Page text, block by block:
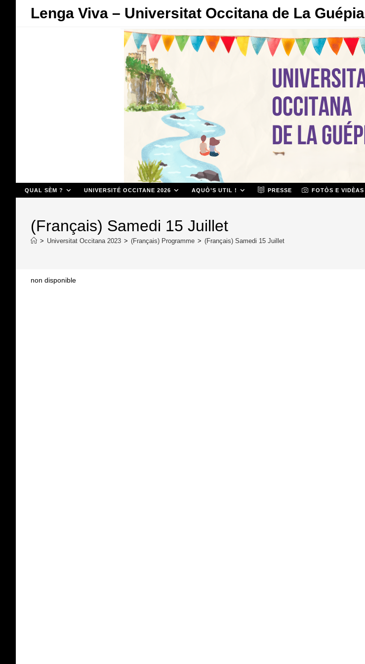
Lenga Viva – Universitat Occitana de La Guépia
QUAL SÈM ? UNIVERSITÉ OCCITANE 2026 AQUÒ’S UTIL ! PRESSE FOTÒS E VIDÈAS
(Français) Samedi 15 Juillet
> Universitat Occitana 2023 > (Français) Programme > (Français) Samedi 15 Juillet
non disponible